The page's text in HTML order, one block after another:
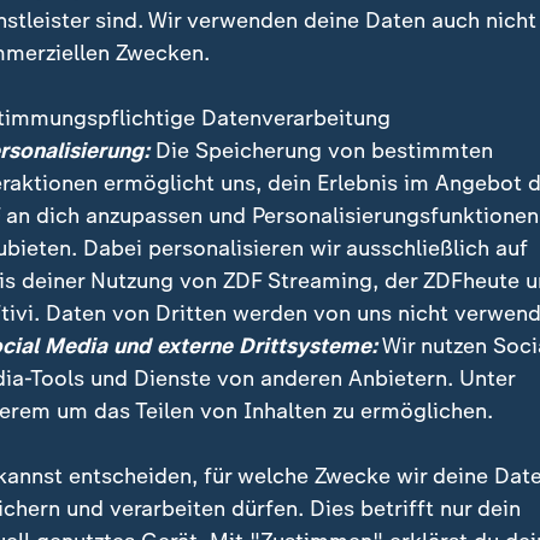
Guatemala hat Mexiko nur wenigen Flüchtlingen die
in Guatemala seien rund 2.000 Migranten
sind. Wir verwenden deine Daten auch nicht
Zwecken.
Datenverarbeitung
Die Speicherung von bestimmten
ermöglicht uns, dein Erlebnis im Angebot
an dich anzupassen und Personalisierungsfunktionen
Dabei personalisieren wir ausschließlich auf
deiner Nutzung von ZDF Streaming, der ZDFheute
Daten von Dritten werden von uns nicht
Media und externe Drittsysteme:Wir nutzen
Tools und Dienste von anderen Anbietern. Unter
um das Teilen von Inhalten zu ermöglichen.
entscheiden, für welche Zwecke wir deine
und verarbeiten dürfen. Dies betrifft nur dein